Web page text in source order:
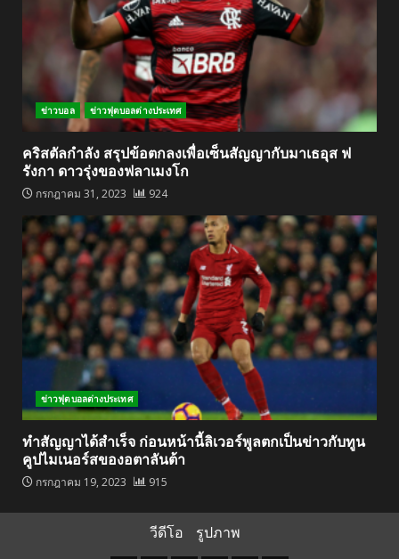
ข่าวบอล ข่าวฟุตบอลต่างประเทศ
คริสตัลกำลัง สรุปข้อตกลงเพื่อเซ็นสัญญากับมาเธอุส ฟ
รังกา ดาวรุ่งของฟลาเมงโก
กรกฎาคม 31, 2023 924
ข่าวฟุตบอลต่างประเทศ
ทำสัญญาได้สำเร็จ ก่อนหน้านี้ลิเวอร์พูลตกเป็นข่าวกับทูน
คูปไมเนอร์สของอตาลันต้า
กรกฎาคม 19, 2023 915
วีดีโอ รูปภาพ